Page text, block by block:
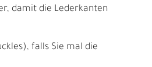
E
damit die Lederkanten
falls Sie mal die